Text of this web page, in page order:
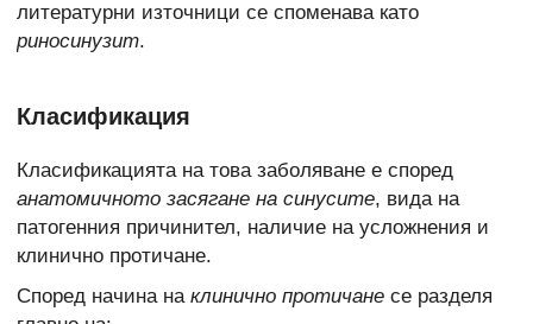
литературни източници се споменава като
риносинузит.
Класификация
Класификацията на това заболяване е според
анатомичното засягане на синусите, вида на
патогенния причинител, наличие на усложнения и
клинично протичане.
Според начина на клинично протичане се разделя